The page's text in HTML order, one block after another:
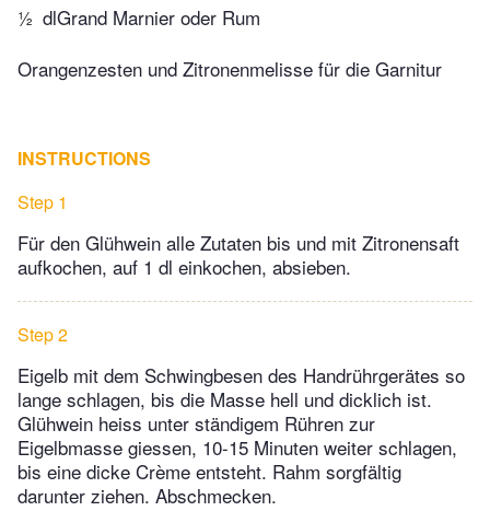
½ dlGrand Marnier oder Rum
Orangenzesten und Zitronenmelisse für die Garnitur
INSTRUCTIONS
Step 1
Für den Glühwein alle Zutaten bis und mit Zitronensaft
aufkochen, auf 1 dl einkochen, absieben.
Step 2
Eigelb mit dem Schwingbesen des Handrührgerätes so
lange schlagen, bis die Masse hell und dicklich ist.
Glühwein heiss unter ständigem Rühren zur
Eigelbmasse giessen, 10-15 Minuten weiter schlagen,
bis eine dicke Crème entsteht. Rahm sorgfältig
darunter ziehen. Abschmecken.